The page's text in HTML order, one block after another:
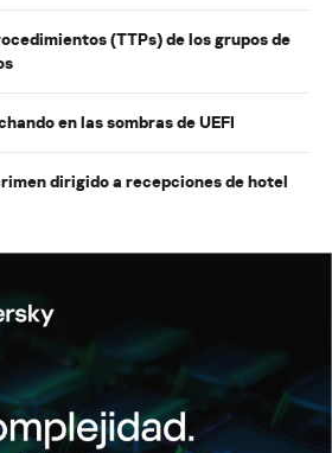
(TTPs) de los grupos de
en las sombras de UEFI
dirigido a recepciones de hotel